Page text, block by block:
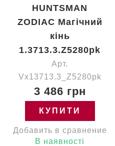
HUNTSMAN
ZODIAC Магічний
кінь
1.3713.3.Z5280pk
Арт.
Vx13713.3_Z5280pk
3 486 грн
КУПИТИ
Добавить в сравнение
В наявності